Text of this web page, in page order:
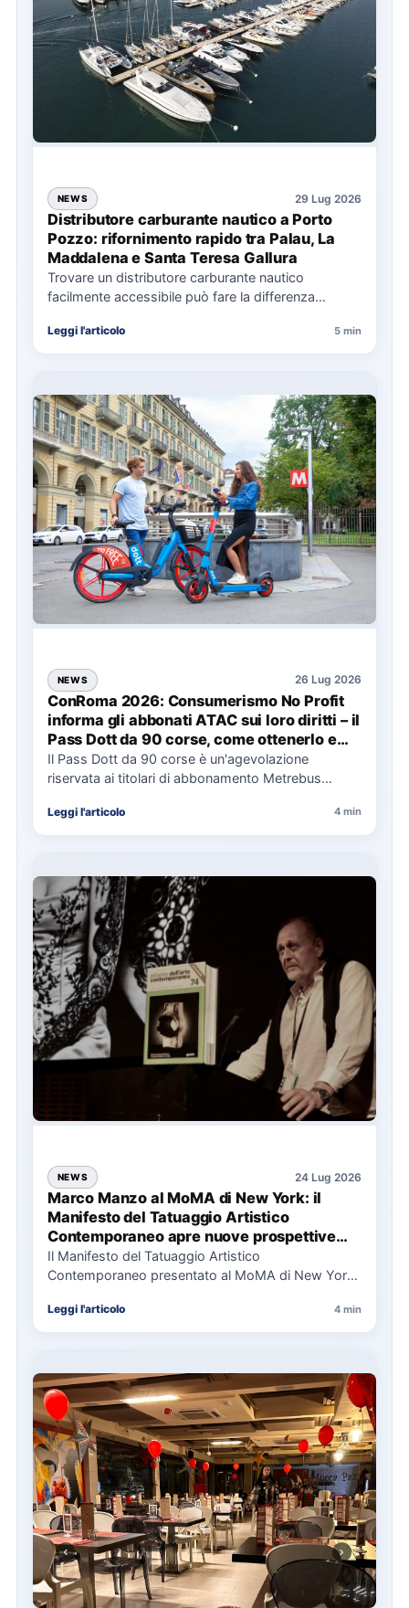
NEWS 29 Lug 2026
Distributore carburante nautico a Porto
Pozzo: rifornimento rapido tra Palau, La
Maddalena e Santa Teresa Gallura
Trovare un distributore carburante nautico
facilmente accessibile può fare la differenza
soprattutto…
Leggi l'articolo 5 min
NEWS 26 Lug 2026
ConRoma 2026: Consumerismo No Profit
informa gli abbonati ATAC sui loro diritti – il
Pass Dott da 90 corse, come ottenerlo e
cosa spetta in caso di disservizi
Il Pass Dott da 90 corse è un'agevolazione
riservata ai titolari di abbonamento Metrebus
Leggi l'articolo 4 min
NEWS 24 Lug 2026
Marco Manzo al MoMA di New York: il
Manifesto del Tatuaggio Artistico
Contemporaneo apre nuove prospettive
per il collezionismo
Il Manifesto del Tatuaggio Artistico
Contemporaneo presentato al MoMA di New York
Leggi l'articolo 4 min